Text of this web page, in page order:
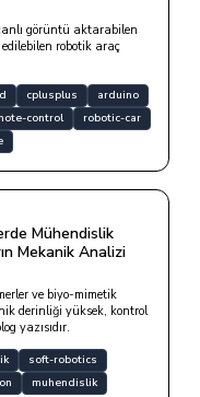
görüntü aktarabilen
robotik araç
cplusplus
arduino
control
robotic-car
Mühendislik
Mekanik Analizi
ve biyo-mimetik
derinliği yüksek, kontrol
yazısıdır.
soft-robotics
muhendislik